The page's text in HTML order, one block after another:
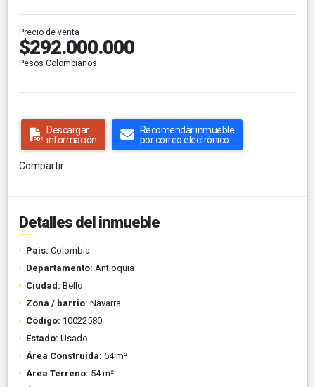
Precio de venta
$292.000.000
Pesos Colombianos
Descargar
información
Recomendar inmueble
por correo electrónico
Compartir
Detalles del inmueble
País: Colombia
Departamento: Antioquia
Ciudad: Bello
Zona / barrio: Navarra
Código: 10022580
Estado: Usado
Área Construida: 54 m²
Área Terreno: 54 m²